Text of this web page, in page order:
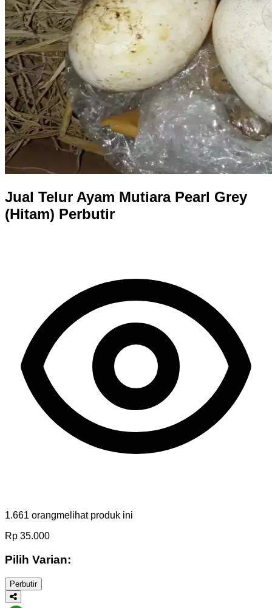
Jual Telur Ayam Mutiara Pearl Grey
(Hitam) Perbutir
1.661 orangmelihat produk ini
Rp 35.000
Pilih Varian:
Perbutir